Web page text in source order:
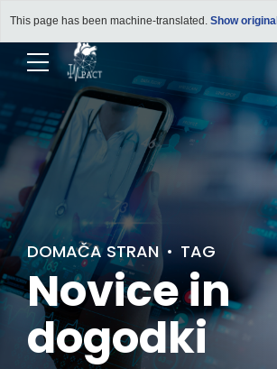
This page has been machine-translated. Show original
DOMAČA STRAN TAG
Novice in
dogodki